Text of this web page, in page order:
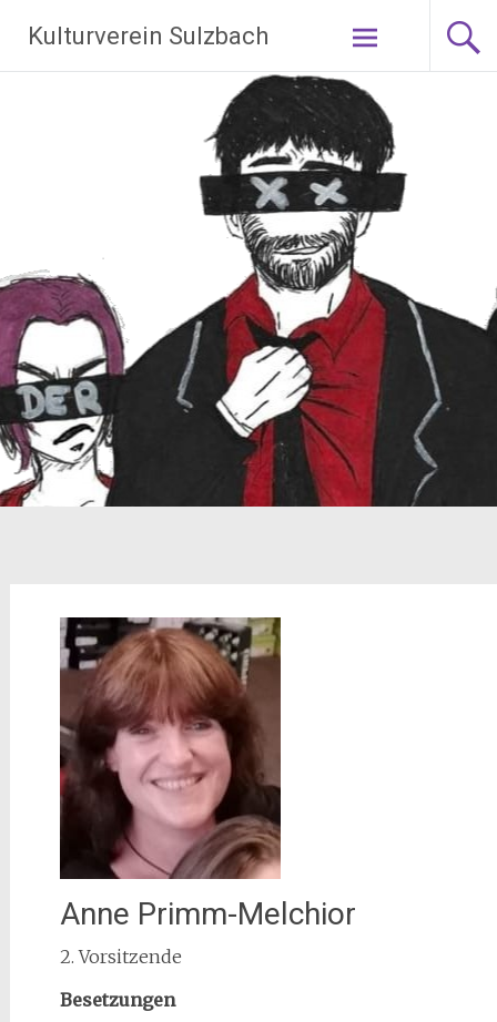
Inhalt
springen
Kulturverein Sulzbach
Anne Primm-Melchior
2. Vorsitzende
Besetzungen